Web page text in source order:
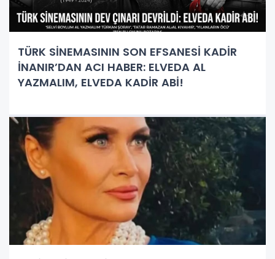
TÜRK SİNEMASININ SON EFSANESİ KADİR
İNANIR’DAN ACI HABER: ELVEDA AL
YAZMALIM, ELVEDA KADİR ABİ!